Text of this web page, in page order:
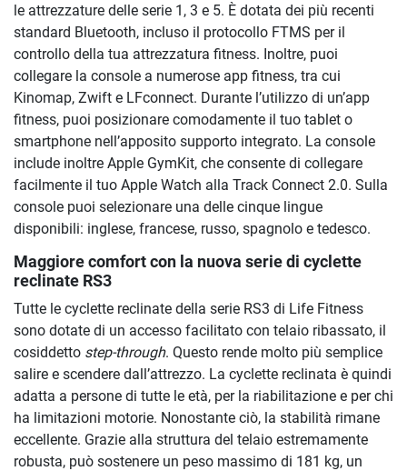
le attrezzature delle serie 1, 3 e 5. È dotata dei più recenti
standard Bluetooth, incluso il protocollo FTMS per il
controllo della tua attrezzatura fitness. Inoltre, puoi
collegare la console a numerose app fitness, tra cui
Kinomap, Zwift e LFconnect. Durante l’utilizzo di un’app
fitness, puoi posizionare comodamente il tuo tablet o
smartphone nell’apposito supporto integrato. La console
include inoltre Apple GymKit, che consente di collegare
facilmente il tuo Apple Watch alla Track Connect 2.0. Sulla
console puoi selezionare una delle cinque lingue
disponibili: inglese, francese, russo, spagnolo e tedesco.
Maggiore comfort con la nuova serie di cyclette
reclinate RS3
Tutte le cyclette reclinate della serie RS3 di Life Fitness
sono dotate di un accesso facilitato con telaio ribassato, il
cosiddetto step-through. Questo rende molto più semplice
salire e scendere dall’attrezzo. La cyclette reclinata è quindi
adatta a persone di tutte le età, per la riabilitazione e per chi
ha limitazioni motorie. Nonostante ciò, la stabilità rimane
eccellente. Grazie alla struttura del telaio estremamente
robusta, può sostenere un peso massimo di 181 kg, un